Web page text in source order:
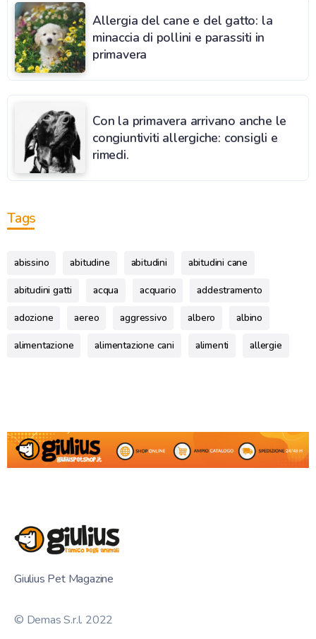
Allergia del cane e del gatto: la
minaccia di pollini e parassiti in
primavera
Con la primavera arrivano anche le
congiuntiviti allergiche: consigli e
rimedi.
Tags
abissino abitudine abitudini abitudini cane
abitudini gatti acqua acquario addestramento
adozione aereo aggressivo albero albino
alimentazione alimentazione cani alimenti allergie
Giulius Pet Magazine
© Demas S.r.l. 2022